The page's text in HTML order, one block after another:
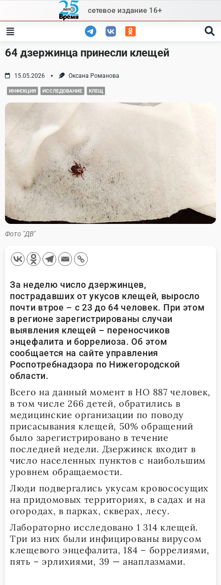
content
сетевое издание 16+
64 дзержинца принесли клещей
15.05.2026 Оксана Романова
ИНФЕКЦИЯ ИССЛЕДОВАНИЕ КЛЕЩ
Фото "ДВ"
За неделю число дзержинцев,
пострадавших от укусов клещей, выросло
почти втрое – с 23 до 64 человек. При этом
в регионе зарегистрированы случаи
выявления клещей – переносчиков
энцефалита и боррелиоза. Об этом
сообщается на сайте управления
Роспотребнадзора по Нижегородской
области.
Всего на данный момент в НО 887 человек,
в том числе 266 детей, обратились в
медицинские организации по поводу
присасывания клещей, 50% обращений
было зарегистрировано в течение
последней недели. Дзержинск входит в
число населенных пунктов с наибольшим
уровнем обращаемости.
Люди подвергались укусам кровососущих
на придомовых территориях, в садах и на
огородах, в парках, скверах, лесу.
Лабораторно исследовано 1 314 клещей.
Три из них были инфицированы вирусом
клещевого энцефалита, 184 – боррелиями,
пять – эрлихиями, 39 — анаплазмами.